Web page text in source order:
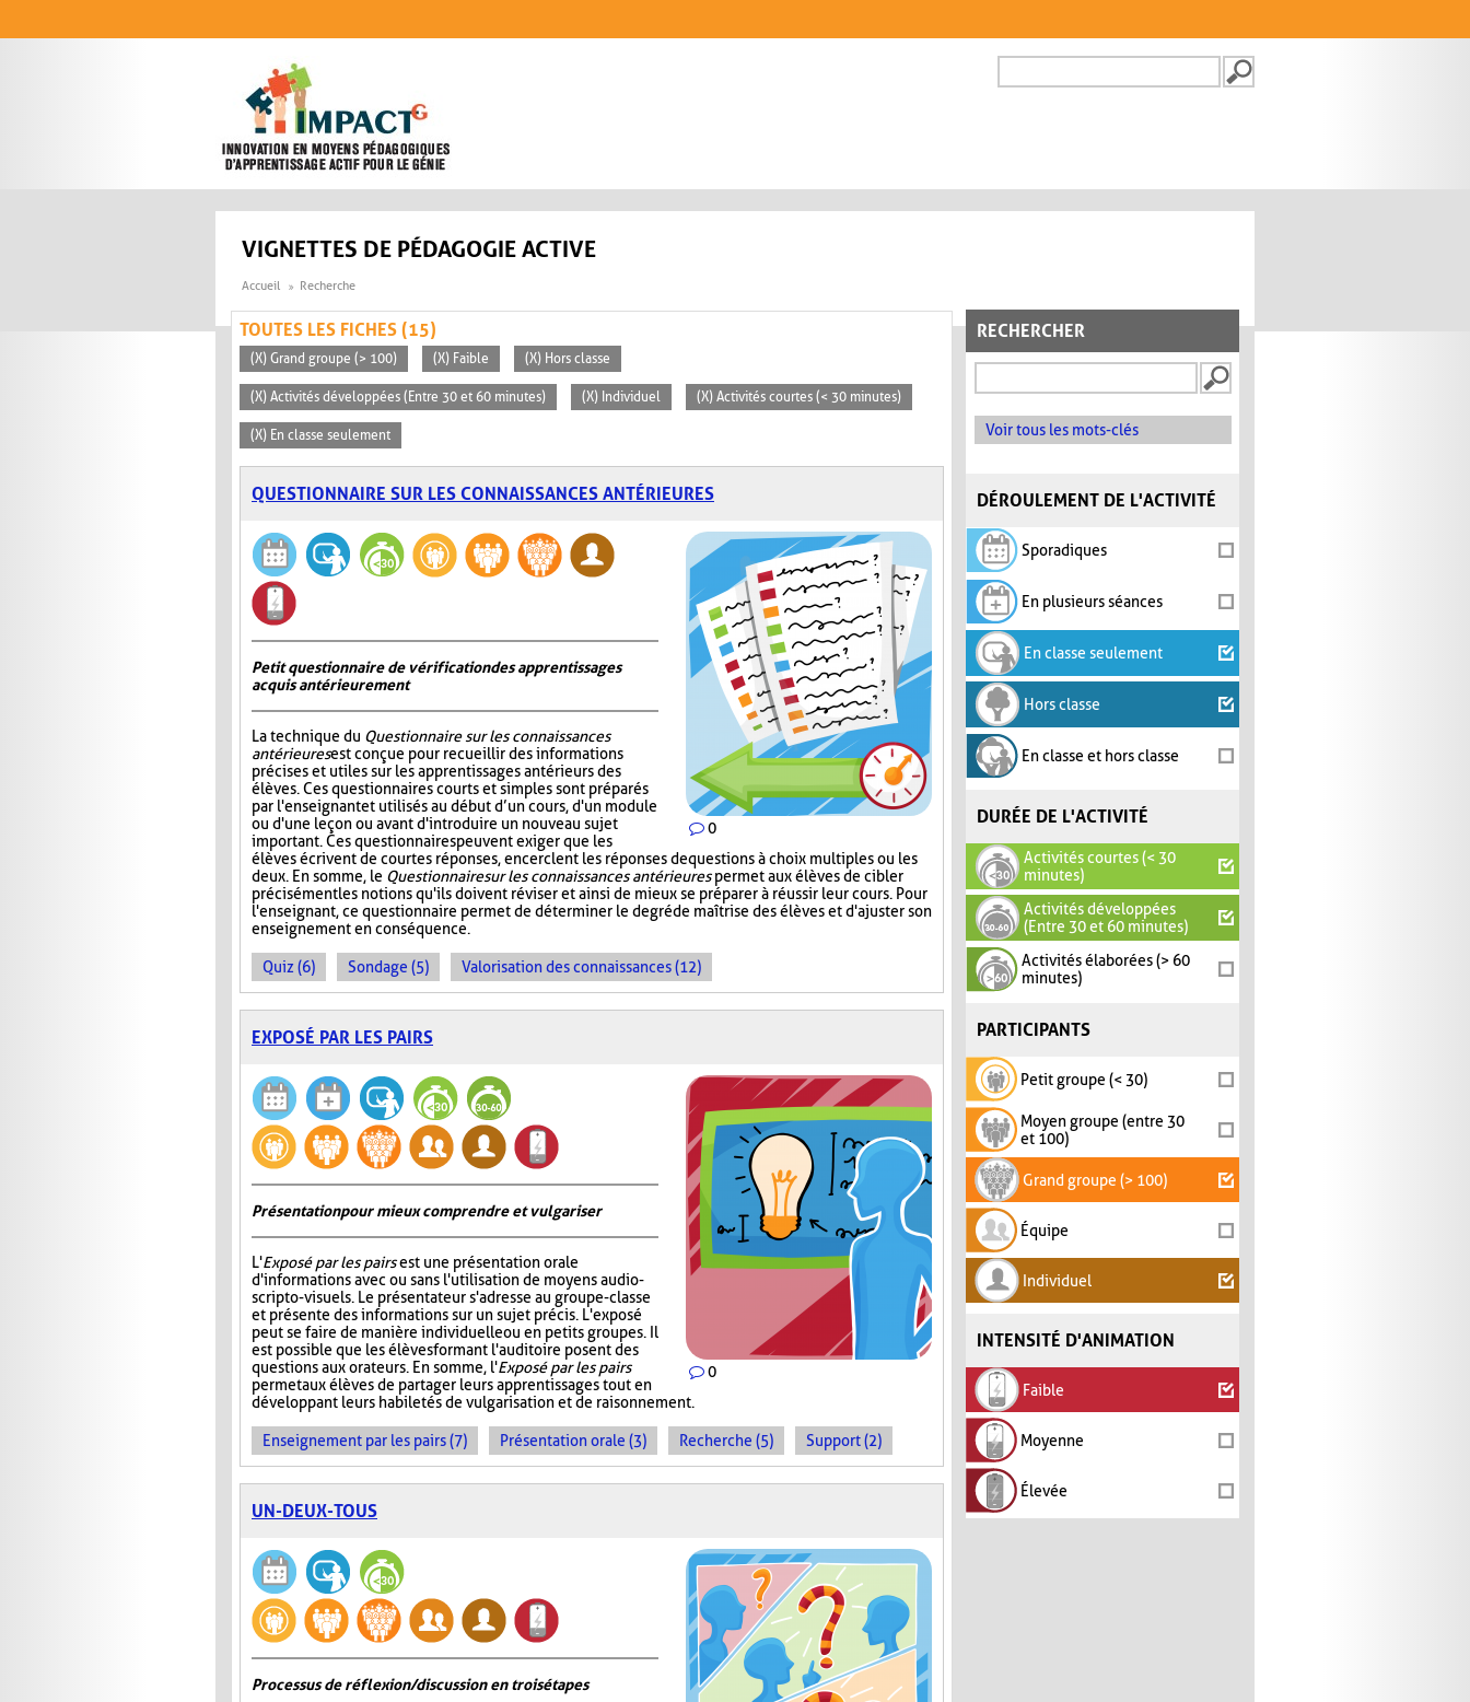
FORMULAIRE DE
VIGNETTES DE PÉDAGOGIE ACTIVE
Accueil Recherche
RECHERCHER
Voir tous les mots-clés
DÉROULEMENT DE L'ACTIVITÉ
Sporadiques
En plusieurs séances
En classe seulement
Hors classe
En classe et hors classe
DURÉE DE L'ACTIVITÉ
Activités courtes (< 30
minutes)
Activités développées
(Entre 30 et 60 minutes)
Activités élaborées (> 60
minutes)
PARTICIPANTS
Petit groupe (< 30)
Moyen groupe (entre 30
et 100)
Grand groupe (> 100)
Équipe
Individuel
INTENSITÉ D'ANIMATION
Faible
Moyenne
Élevée
TOUTES LES FICHES (15)
(X) Grand groupe (> 100) (X) Faible (X) Hors classe
(X) Activités développées (Entre 30 et 60 minutes) (X) Individuel (X) Activités courtes (< 30 minutes)
(X) En classe seulement
QUESTIONNAIRE SUR LES CONNAISSANCES ANTÉRIEURES
0
Petit questionnaire de vérification des apprentissages
acquis antérieurement
La technique du Questionnaire sur les connaissances
antérieuresest conçue pour recueillir des informations
précises et utiles sur les apprentissages antérieurs des
élèves. Ces questionnaires courts et simples sont préparés
par l'enseignant et utilisés au début d’un cours, d'un module
ou d'une leçon ou avant d'introduire un nouveau sujet
important. Ces questionnaires peuvent exiger que les
élèves écrivent de courtes réponses, encerclent les réponses de questions à choix multiples ou les
deux. En somme, le Questionnaire sur les connaissances antérieurespermet aux élèves de cibler
précisément les notions qu'ils doivent réviser et ainsi de mieux se préparer à réussir leur cours. Pour
l'enseignant, ce questionnaire permet de déterminer le degré de maîtrise des élèves et d'ajuster son
enseignement en conséquence.
Quiz (6) Sondage (5) Valorisation des connaissances (12)
EXPOSÉ PAR LES PAIRS
0
Présentation pour mieux comprendre et vulgariser
L'Exposé par les pairsest une présentation orale
d'informations avec ou sans l'utilisation de moyens audio-
scripto-visuels. Le présentateur s'adresse au groupe-classe
et présente des informations sur un sujet précis. L'exposé
peut se faire de manière individuelle ou en petits groupes. Il
est possible que les élèves formant l'auditoire posent des
questions aux orateurs. En somme, l'Exposé par les pairs
permet aux élèves de partager leurs apprentissages tout en
développant leurs habiletés de vulgarisation et de raisonnement.
Enseignement par les pairs (7) Présentation orale (3) Recherche (5) Support (2)
UN-DEUX-TOUS
Processus de réflexion/discussion en trois étapes